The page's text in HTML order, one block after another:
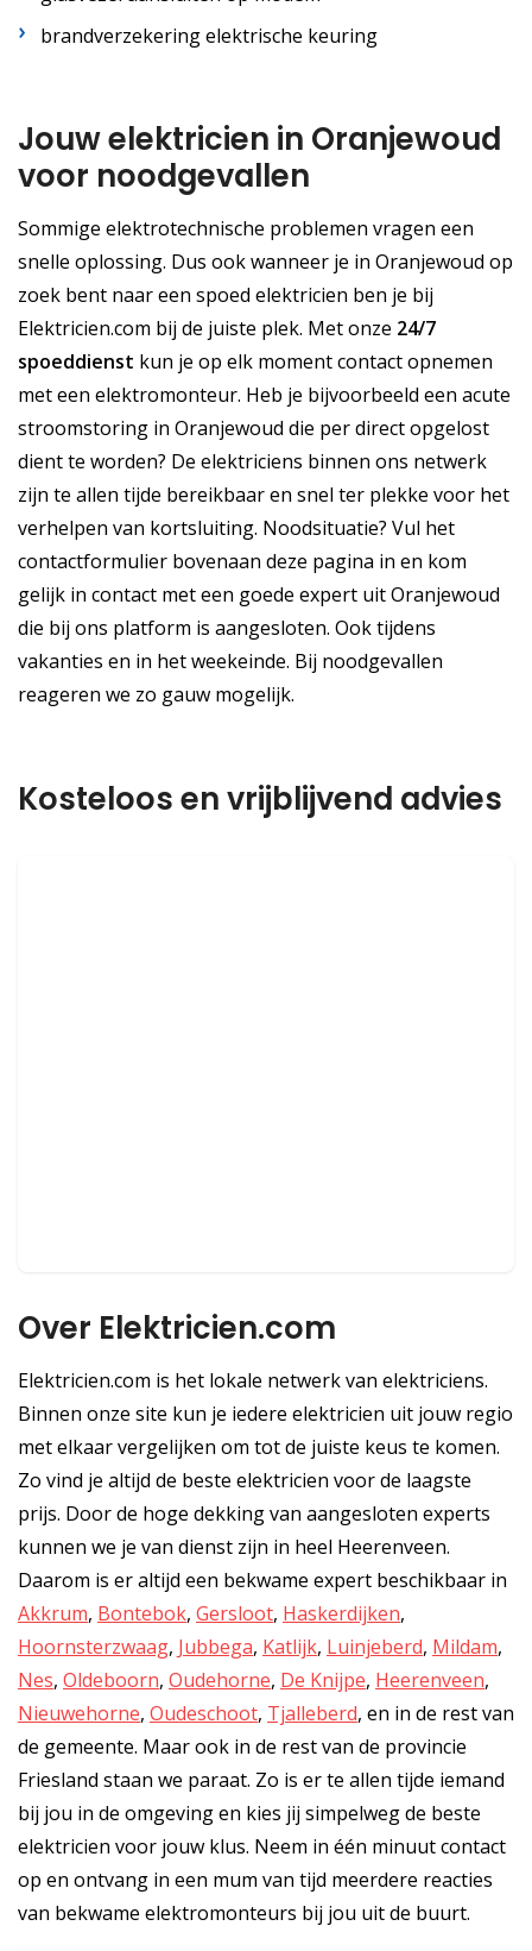
brandverzekering elektrische keuring
Jouw elektricien in Oranjewoud
voor noodgevallen
Sommige elektrotechnische problemen vragen een
snelle oplossing. Dus ook wanneer je in Oranjewoud op
zoek bent naar een spoed elektricien ben je bij
Elektricien.com bij de juiste plek. Met onze 24/7
spoeddienst kun je op elk moment contact opnemen
met een elektromonteur. Heb je bijvoorbeeld een acute
stroomstoring in Oranjewoud die per direct opgelost
dient te worden? De elektriciens binnen ons netwerk
zijn te allen tijde bereikbaar en snel ter plekke voor het
verhelpen van kortsluiting. Noodsituatie? Vul het
contactformulier bovenaan deze pagina in en kom
gelijk in contact met een goede expert uit Oranjewoud
die bij ons platform is aangesloten. Ook tijdens
vakanties en in het weekeinde. Bij noodgevallen
reageren we zo gauw mogelijk.
Kosteloos en vrijblijvend advies
Over Elektricien.com
Elektricien.com is het lokale netwerk van elektriciens.
Binnen onze site kun je iedere elektricien uit jouw regio
met elkaar vergelijken om tot de juiste keus te komen.
Zo vind je altijd de beste elektricien voor de laagste
prijs. Door de hoge dekking van aangesloten experts
kunnen we je van dienst zijn in heel Heerenveen.
Daarom is er altijd een bekwame expert beschikbaar in
Akkrum, Bontebok, Gersloot, Haskerdijken,
Hoornsterzwaag, Jubbega, Katlijk, Luinjeberd, Mildam,
Nes, Oldeboorn, Oudehorne, De Knijpe, Heerenveen,
Nieuwehorne, Oudeschoot, Tjalleberd, en in de rest van
de gemeente. Maar ook in de rest van de provincie
Friesland staan we paraat. Zo is er te allen tijde iemand
bij jou in de omgeving en kies jij simpelweg de beste
elektricien voor jouw klus. Neem in één minuut contact
op en ontvang in een mum van tijd meerdere reacties
van bekwame elektromonteurs bij jou uit de buurt.